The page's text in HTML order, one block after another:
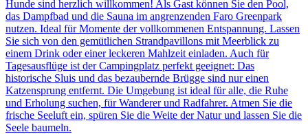
Hunde sind herzlich willkommen! Als Gast können Sie den Pool,
das Dampfbad und die Sauna im angrenzenden Faro Greenpark
nutzen. Ideal für Momente der vollkommenen Entspannung. Lassen
Sie sich von den gemütlichen Strandpavillons mit Meerblick zu
einem Drink oder einer leckeren Mahlzeit einladen. Auch für
Tagesausflüge ist der Campingplatz perfekt geeignet: Das
historische Sluis und das bezaubernde Brügge sind nur einen
Katzensprung entfernt. Die Umgebung ist ideal für alle, die Ruhe
und Erholung suchen, für Wanderer und Radfahrer. Atmen Sie die
frische Seeluft ein, spüren Sie die Weite der Natur und lassen Sie die
Seele baumeln.